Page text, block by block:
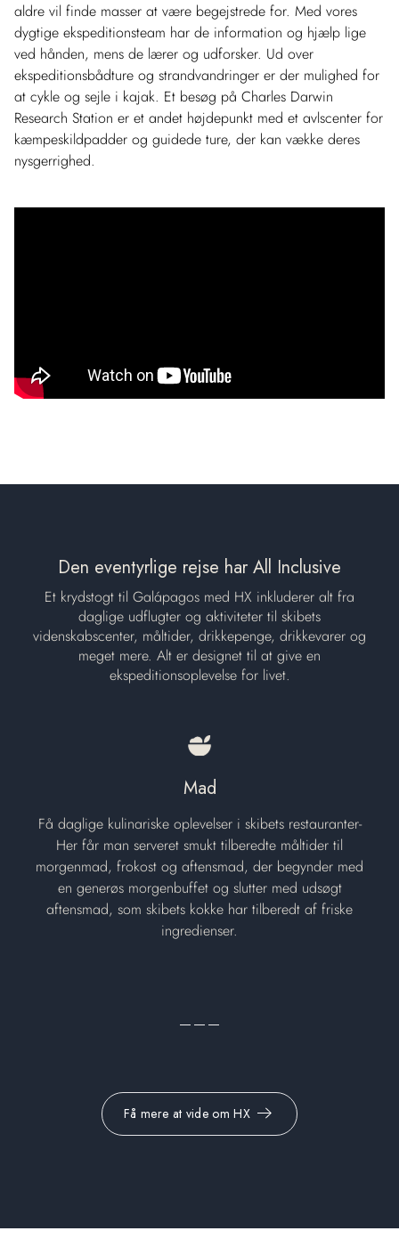
aldre vil finde masser at være begejstrede for. Med vores
dygtige ekspeditionsteam har de information og hjælp lige
ved hånden, mens de lærer og udforsker. Ud over
ekspeditionsbådture og strandvandringer er der mulighed for
at cykle og sejle i kajak. Et besøg på Charles Darwin
Research Station er et andet højdepunkt med et avlscenter for
kæmpeskildpadder og guidede ture, der kan vække deres
nysgerrighed.
Den eventyrlige rejse har All Inclusive
Et krydstogt til Galápagos med HX inkluderer alt fra
daglige udflugter og aktiviteter til skibets
videnskabscenter, måltider, drikkepenge, drikkevarer og
meget mere. Alt er designet til at give en
ekspeditionsoplevelse for livet.
Mad
Få daglige kulinariske oplevelser i skibets restauranter-
Her får man serveret smukt tilberedte måltider til
morgenmad, frokost og aftensmad, der begynder med
en generøs morgenbuffet og slutter med udsøgt
aftensmad, som skibets kokke har tilberedt af friske
ingredienser.
Få mere at vide om HX